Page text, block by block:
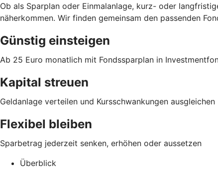
Ob als Sparplan oder Einmalanlage, kurz- oder
näherkommen. Wir finden gemeinsam den passenden
Günstig einsteigen
Ab 25 Euro monatlich mit Fondssparplan in
Kapital streuen
Geldanlage verteilen und Kursschwankungen ausgleichen
Flexibel bleiben
Sparbetrag jederzeit senken, erhöhen oder aussetzen
Überblick